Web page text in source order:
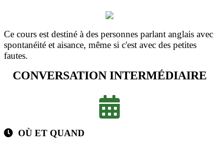
Ce cours est destiné à des personnes parlant anglais avec
spontanéité et aisance, même si c'est avec des petites
fautes.
CONVERSATION INTERMÉDIAIRE
OÙ ET QUAND